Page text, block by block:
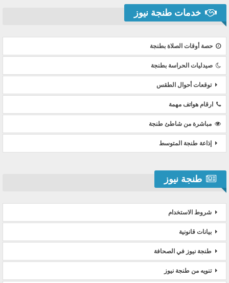
خدمات طنجة نيوز
حصة أوقات الصلاة بطنجة
صيدليات الحراسة بطنجة
توقعات أحوال الطقس
ارقام هواتف مهمة
مباشرة من شاطئ طنجة
إذاعة طنجة المتوسط
طنجة نيوز
شروط الاستخدام
بيانات قانونية
طنجة نيوز في الصحافة
تنويه من طنجة نيوز